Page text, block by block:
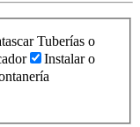
Tuberías o
Instalar o